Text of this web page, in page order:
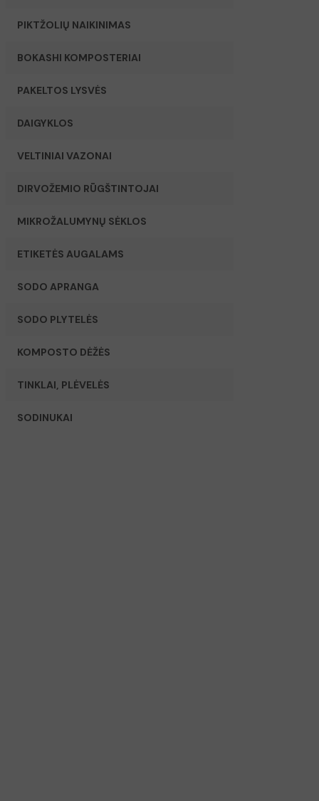
PIKTŽOLIŲ NAIKINIMAS
BOKASHI KOMPOSTERIAI
PAKELTOS LYSVĖS
DAIGYKLOS
VELTINIAI VAZONAI
DIRVOŽEMIO RŪGŠTINTOJAI
MIKROŽALUMYNŲ SĖKLOS
ETIKETĖS AUGALAMS
SODO APRANGA
SODO PLYTELĖS
KOMPOSTO DĖŽĖS
TINKLAI, PLĖVELĖS
SODINUKAI